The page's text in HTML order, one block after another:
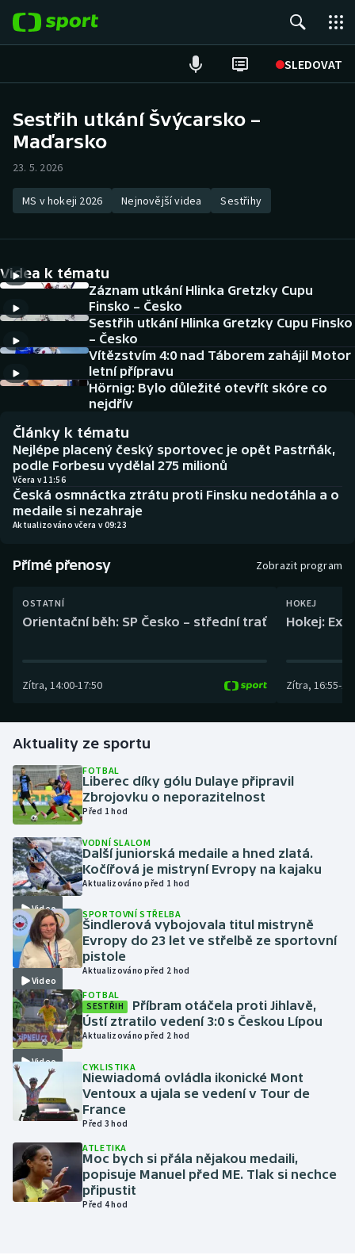
SLEDOVAT
Hokej
Atletika
DALŠÍ SPORTY
Americký fotbal
Baseball a softbal
Biatlon
Boby a skeleton
Box
Curling
Dostihy
Gymnastika
Házená
Jezdectví
Judo
Krasobruslení
Lezení
Lyže a snowboard
Moderní pětiboj
Motorsport
Olympijské hry
Parasport
Plavání
Plážový volejbal
NEPŘEHLÉDNĚTE
Historické návraty
Aplikace ČT sport
AZ kvíz
Sestřih utkání Švýcarsko –
Maďarsko
23. 5. 2026
MS v hokeji 2026 Nejnovější videa Sestřihy
Videa k tématu
Záznam utkání Hlinka Gretzky Cupu
Finsko – Česko
Sestřih utkání Hlinka Gretzky Cupu Finsko
– Česko
Vítězstvím 4:0 nad Táborem zahájil Motor
letní přípravu
Hörnig: Bylo důležité otevřít skóre co
nejdřív
Články k tématu
Nejlépe placený český sportovec je opět Pastrňák,
podle Forbesu vydělal 275 milionů
Včera v 11:56
Česká osmnáctka ztrátu proti Finsku nedotáhla a o
medaile si nezahraje
Aktualizováno včera v 09:23
Přímé přenosy Zobrazit program
OSTATNÍ
Orientační běh: SP Česko – střední trať
Zítra, 14:00-17:50
HOKEJ
Hokej:
Zítra, 16:55-
Aktuality ze sportu
FOTBAL
Liberec díky gólu Dulaye připravil
Zbrojovku o neporazitelnost
Před 1 hod
Video
VODNÍ SLALOM
Další juniorská medaile a hned zlatá.
Kočířová je mistryní Evropy na kajaku
Aktualizováno před 1 hod
Video
SPORTOVNÍ STŘELBA
Šindlerová vybojovala titul mistryně
Evropy do 23 let ve střelbě ze sportovní
pistole
Aktualizováno před 2 hod
Video
FOTBAL
SESTŘIH
Příbram otáčela proti Jihlavě,
Ústí ztratilo vedení 3:0 s Českou Lípou
Aktualizováno před 2 hod
CYKLISTIKA
Niewiadomá ovládla ikonické Mont
Ventoux a ujala se vedení v Tour de
France
Před 3 hod
ATLETIKA
Moc bych si přála nějakou medaili,
popisuje Manuel před ME. Tlak si nechce
připustit
Před 4 hod